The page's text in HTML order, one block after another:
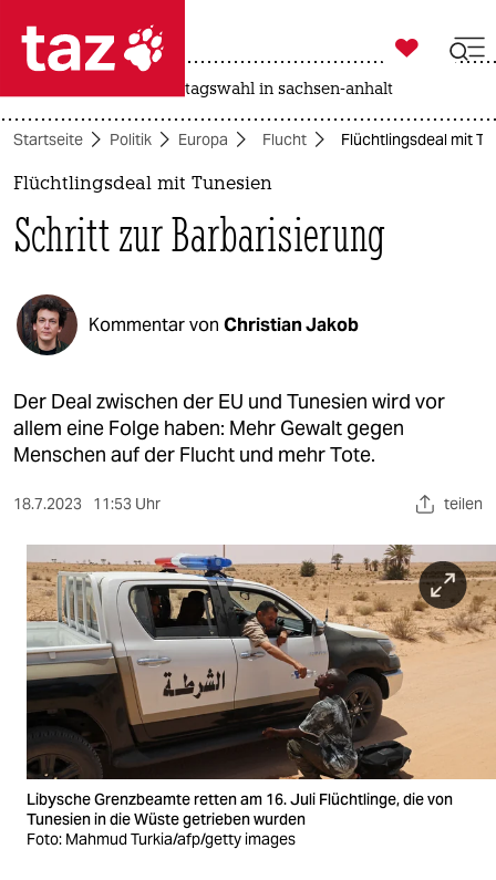
 taz zahl ich
taz zahl ich
politik
öko
gesellschaft
kultur
sport
berlin
nord
wahrheit
verlag
veranstaltungen
shop
fragen & hilfe

taz zahl ich
landtagswahl in sachsen-anhalt
Startseite Politik Europa Flucht Flüchtlingsdeal mit
Flüchtlingsdeal mit Tunesien
Schritt zur Barbarisierung
Kommentar von Christian Jakob
Der Deal zwischen der EU und Tunesien wird vor
allem eine Folge haben: Mehr Gewalt gegen
Menschen auf der Flucht und mehr Tote.
18.7.2023 11:53 Uhr teilen
Libysche Grenzbeamte retten am 16. Juli Flüchtlinge, die von
Tunesien in die Wüste getrieben wurden
Foto: Mahmud Turkia/afp/getty images